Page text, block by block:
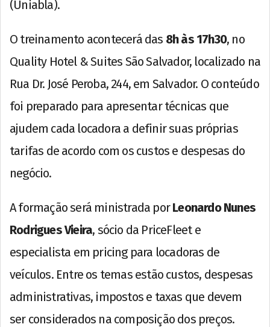
(Uniabla).
O treinamento acontecerá das 8h às 17h30, no
Quality Hotel & Suites São Salvador, localizado na
Rua Dr. José Peroba, 244, em Salvador. O conteúdo
foi preparado para apresentar técnicas que
ajudem cada locadora a definir suas próprias
tarifas de acordo com os custos e despesas do
negócio.
A formação será ministrada porLeonardo Nunes
Rodrigues Vieira, sócio da PriceFleet e
especialista em pricing para locadoras de
veículos. Entre os temas estão custos, despesas
administrativas, impostos e taxas que devem
ser considerados na composição dos preços.